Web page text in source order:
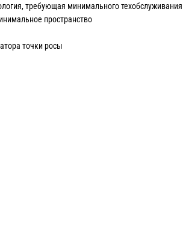
требующая минимального техобслуживания
пространство
точки росы